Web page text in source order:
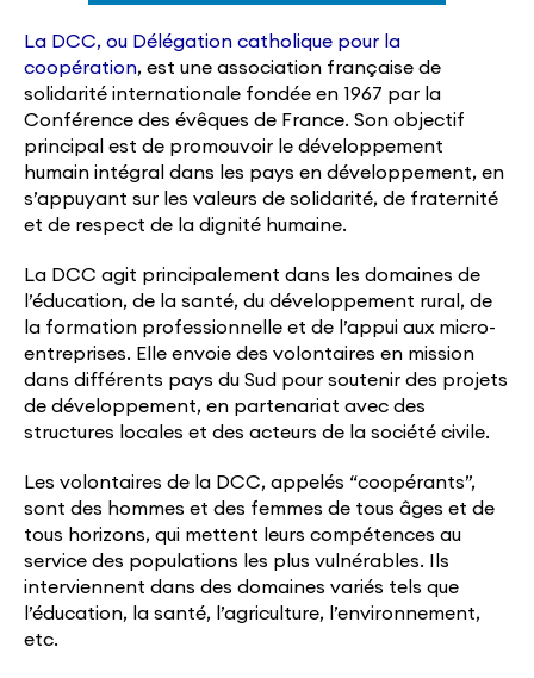
La DCC, ou Délégation catholique pour la
coopération, est une association française de
solidarité internationale fondée en 1967 par la
Conférence des évêques de France. Son objectif
principal est de promouvoir le développement
humain intégral dans les pays en développement, en
s’appuyant sur les valeurs de solidarité, de fraternité
et de respect de la dignité humaine.
La DCC agit principalement dans les domaines de
l’éducation, de la santé, du développement rural, de
la formation professionnelle et de l’appui aux micro-
entreprises. Elle envoie des volontaires en mission
dans différents pays du Sud pour soutenir des projets
de développement, en partenariat avec des
structures locales et des acteurs de la société civile.
Les volontaires de la DCC, appelés “coopérants”,
sont des hommes et des femmes de tous âges et de
tous horizons, qui mettent leurs compétences au
service des populations les plus vulnérables. Ils
interviennent dans des domaines variés tels que
l’éducation, la santé, l’agriculture, l’environnement,
etc.